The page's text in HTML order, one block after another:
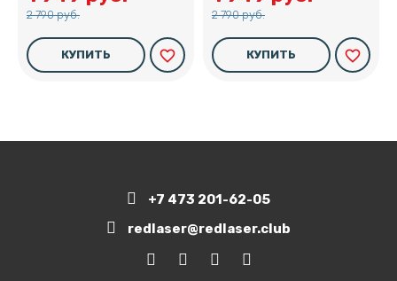
2 790 руб.
КУПИТЬ favorite_border
2 790 руб.
КУПИТЬ favorite_border
+7 473 201-62-05
redlaser@redlaser.club